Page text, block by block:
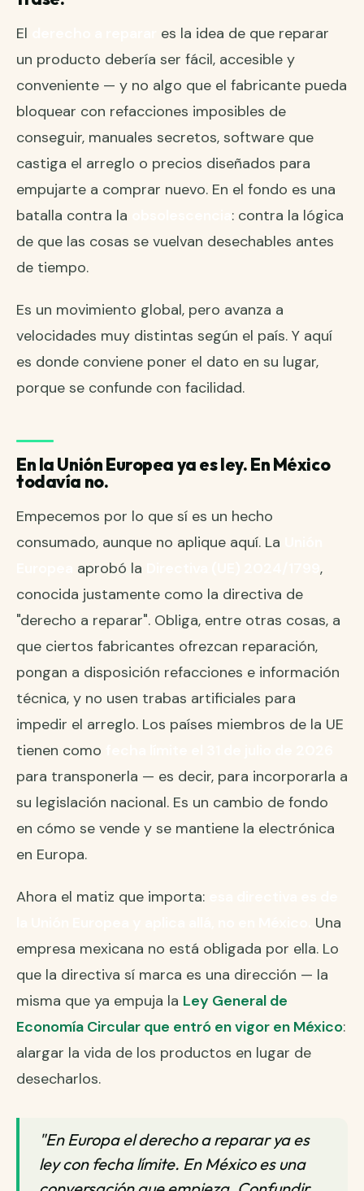
El
es la idea de que reparar
un producto debería ser fácil, accesible y
conveniente — y no algo que el fabricante pueda
bloquear con refacciones imposibles de
conseguir, manuales secretos, software que
castiga el arreglo o precios diseñados para
empujarte a comprar nuevo. En el fondo es una
batalla contra la
: contra la lógica
de que las cosas se vuelvan desechables antes
de tiempo.
Es un movimiento global, pero avanza a
velocidades muy distintas según el país. Y aquí
es donde conviene poner el dato en su lugar,
porque se confunde con facilidad.
En la Unión Europea ya es ley. En México
todavía no.
Empecemos por lo que sí es un hecho
consumado, aunque no aplique aquí. La
aprobó la
,
conocida justamente como la directiva de
"derecho a reparar". Obliga, entre otras cosas, a
que ciertos fabricantes ofrezcan reparación,
pongan a disposición refacciones e información
técnica, y no usen trabas artificiales para
impedir el arreglo. Los países miembros de la UE
tienen como
para transponerla — es decir, para incorporarla a
su legislación nacional. Es un cambio de fondo
en cómo se vende y se mantiene la electrónica
en Europa.
Ahora el matiz que importa:
Una
empresa mexicana no está obligada por ella. Lo
que la directiva sí marca es una dirección — la
misma que ya empuja la Ley General de
Economía Circular que entró en vigor en México:
alargar la vida de los productos en lugar de
desecharlos.
"En Europa el derecho a reparar ya es
ley con fecha límite. En México es una